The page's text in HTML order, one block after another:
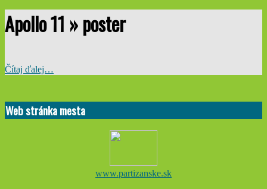
Apollo 11 »poster
Čítaj ďalej…
07-
24
Web stránka mesta
www.partizanske.sk